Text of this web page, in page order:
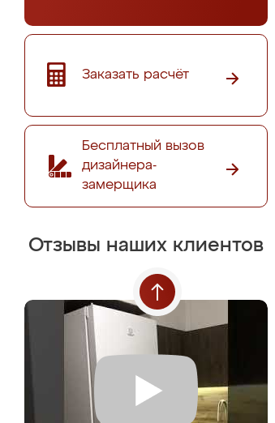
Заказать расчёт
Бесплатный вызов
дизайнера-
замерщика
Отзывы наших клиентов